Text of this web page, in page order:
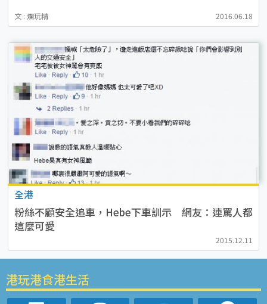
文 : 爛玩精 2016.06.18
全港
粉絲不顧安全追車，Hebe下車訓示 網友：連罵人都
這麼可愛
2015.12.11
港玩港食港生活